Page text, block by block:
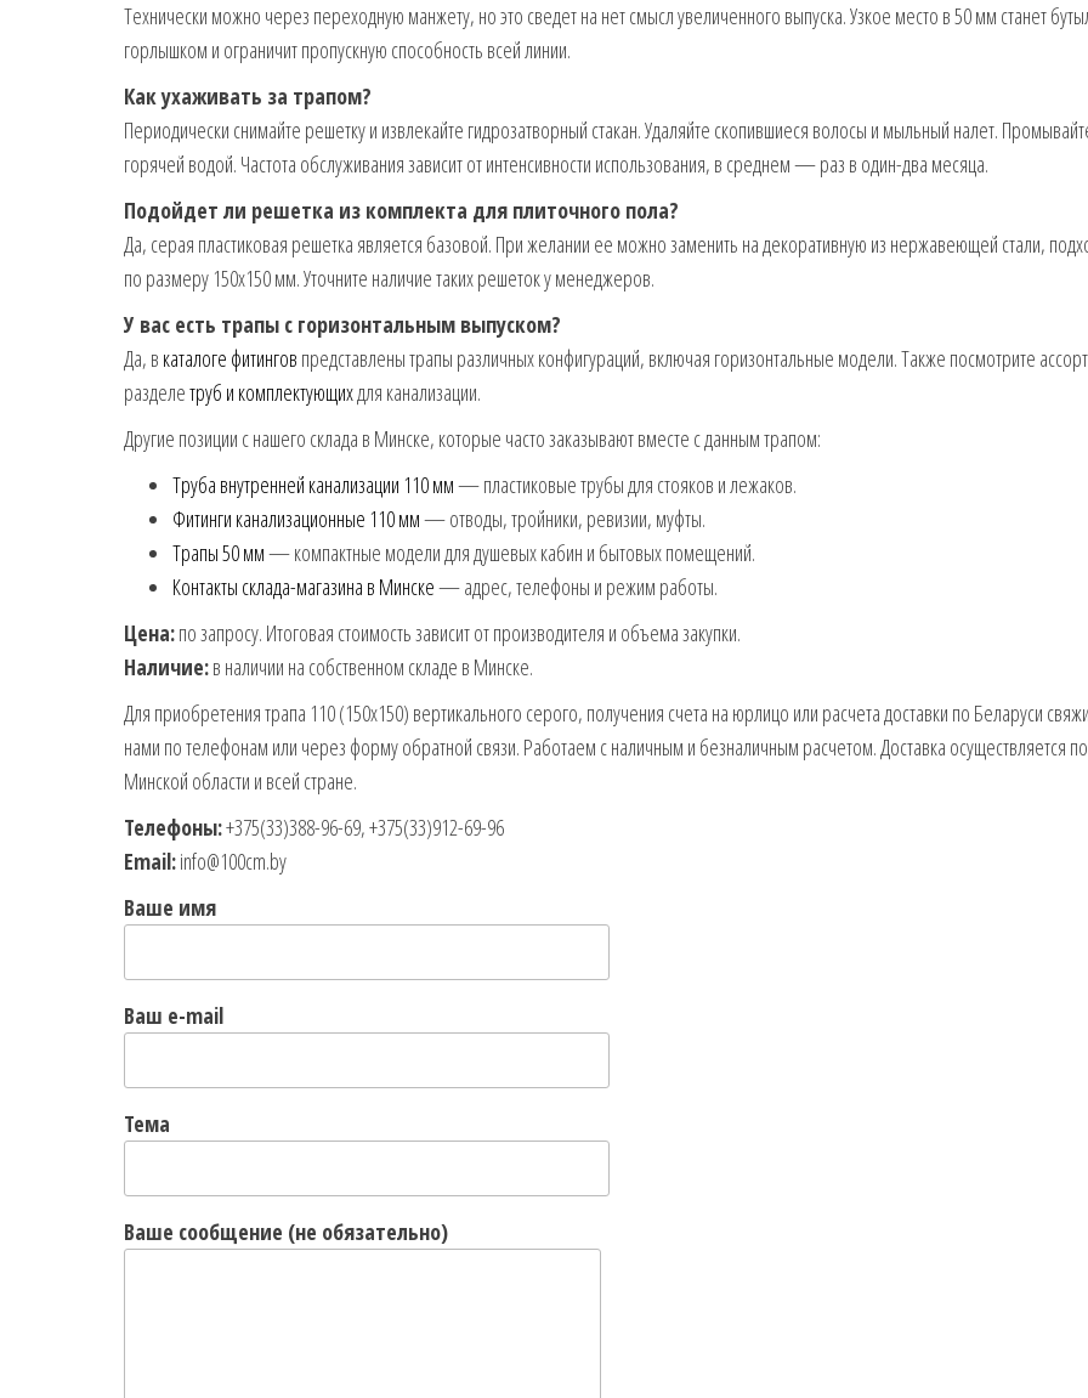
Технически можно через переходную манжету, но это сведет на нет смысл увеличенного выпуска. Узкое место в 50 мм станет
горлышком и ограничит пропускную способность всей линии.
Как ухаживать за трапом?
Периодически снимайте решетку и извлекайте гидрозатворный стакан. Удаляйте скопившиеся волосы и мыльный налет.
горячей водой. Частота обслуживания зависит от интенсивности использования, в среднем — раз в один-два месяца.
Подойдет ли решетка из комплекта для плиточного пола?
Да, серая пластиковая решетка является базовой. При желании ее можно заменить на декоративную из нержавеющей стали,
по размеру 150х150 мм. Уточните наличие таких решеток у менеджеров.
У вас есть трапы с горизонтальным выпуском?
Да, в каталоге фитингов представлены трапы различных конфигураций, включая горизонтальные модели. Также посмотрите
разделетруб и комплектующихдля канализации.
Другие позиции с нашего склада в Минске, которые часто заказывают вместе с данным трапом:
Труба внутренней канализации 110 мм— пластиковые трубы для стояков и лежаков.
Фитинги канализационные 110 мм— отводы, тройники, ревизии, муфты.
Трапы 50 мм— компактные модели для душевых кабин и бытовых помещений.
Контакты склада-магазина в Минске— адрес, телефоны и режим работы.
Цена:по запросу. Итоговая стоимость зависит от производителя и объема закупки.
Наличие:в наличии на собственном складе в Минске.
Для приобретения трапа 110 (150х150) вертикального серого, получения счета на юрлицо или расчета доставки по Беларуси
нами по телефонам или через форму обратной связи. Работаем с наличным и безналичным расчетом. Доставка осуществляется
Минской области и всей стране.
Телефоны:+375(33)388-96-69, +375(33)912-69-96
Email:info@100cm.by
Ваше имя
Ваш e-mail
Тема
Ваше сообщение (не обязательно)